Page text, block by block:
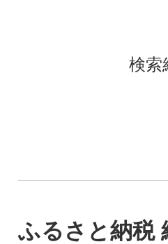
検索
ふるさと納税